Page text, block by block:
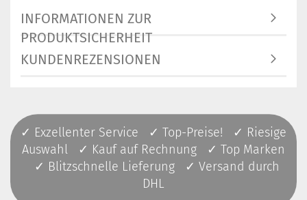
INFORMATIONEN ZUR
PRODUKTSICHERHEIT
KUNDENREZENSIONEN
✓ Exzellenter Service ✓ Top-Preise! ✓ Riesige
Auswahl ✓ Kauf auf Rechnung ✓ Top Marken
✓ Blitzschnelle Lieferung ✓ Versand durch
DHL